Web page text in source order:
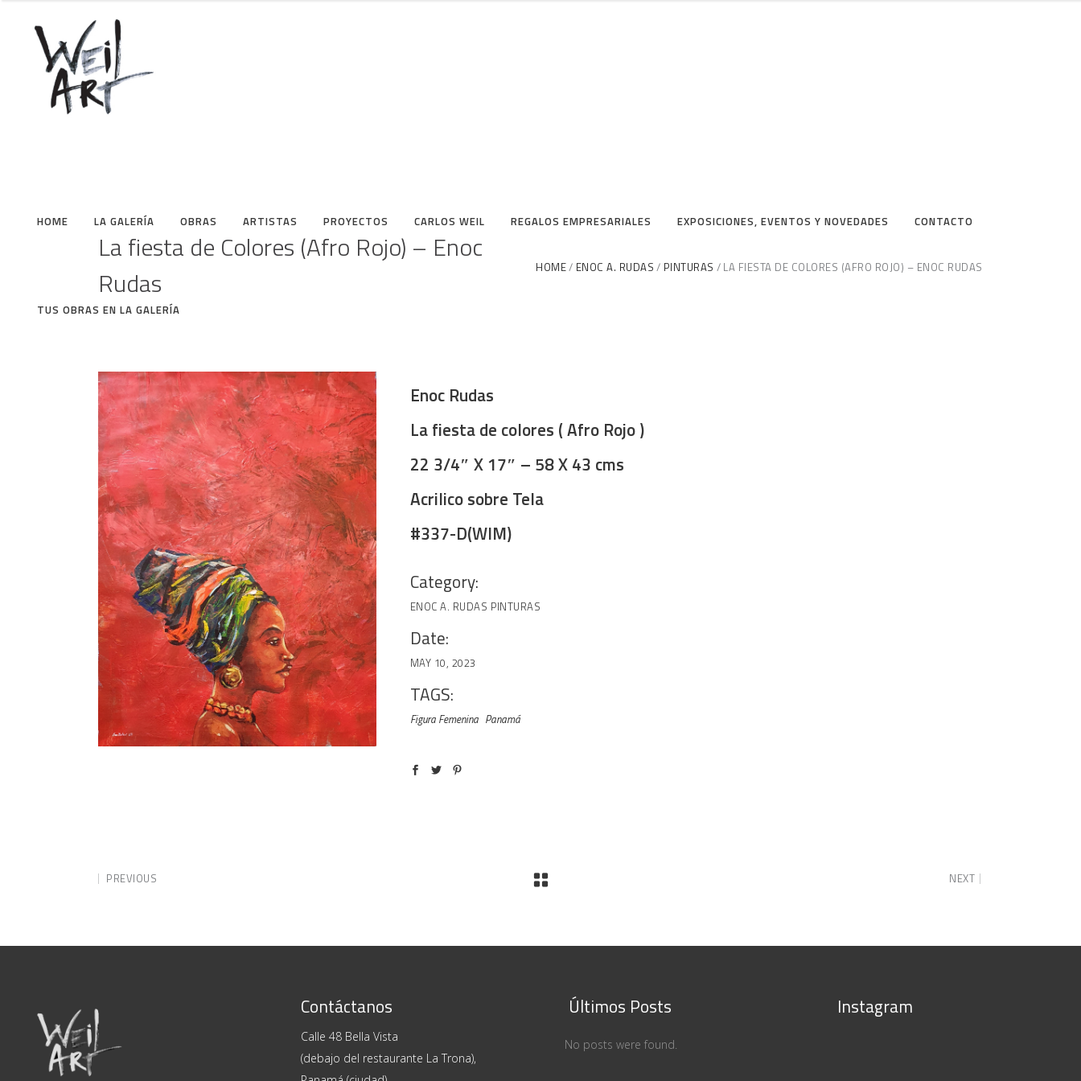
HOME LA GALERÍA OBRAS ARTISTAS PROYECTOS CARLOS WEIL REGALOS EMPRESARIALES EXPOSICIONES, EVENTOS Y NOVEDADES CONTACTO
TUS OBRAS EN LA GALERÍA
La fiesta de Colores (Afro Rojo) – Enoc
Rudas
HOME ENOC A. RUDAS PINTURAS LA FIESTA DE COLORES (AFRO ROJO) – ENOC RUDAS
Enoc Rudas
La fiesta de colores ( Afro Rojo )
22 3/4″ X 17″ – 58 X 43 cms
Acrilico sobre Tela
#337-D(WIM)
Category:
ENOC A. RUDAS PINTURAS
Date:
MAY 10, 2023
TAGS:
Figura Femenina Panamá
PREVIOUS NEXT
Contáctanos
Calle 48 Bella Vista
(debajo del restaurante La Trona),
Últimos Posts
No posts were found.
Instagram